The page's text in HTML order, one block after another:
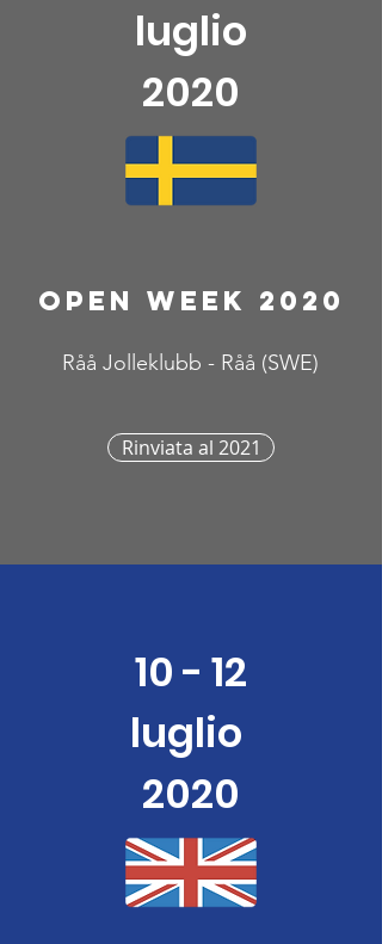
luglio
2020
Open Week 2020
Råå Jolleklubb - Råå (SWE)
Rinviata al 2021
10 - 12
luglio
2020